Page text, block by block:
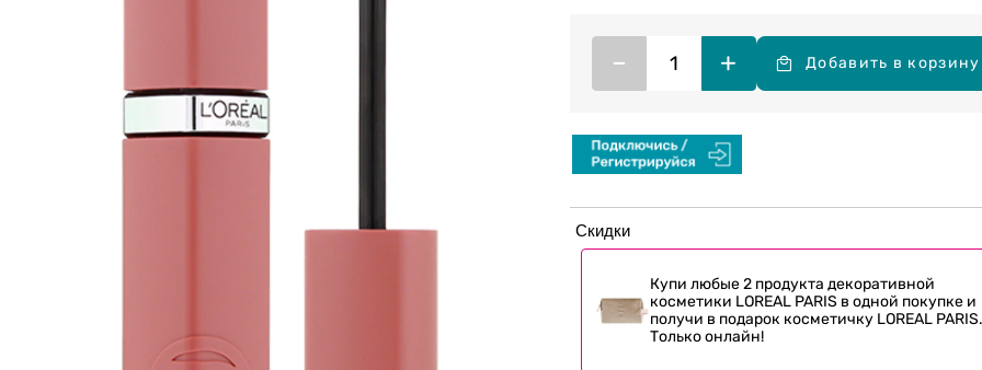
– + Добавить в корзину
Скидки
Купи любые 2 продукта декоративной
косметики LOREAL PARIS в одной покупке и
получи в подарок косметичку LOREAL PARIS.
Только онлайн!